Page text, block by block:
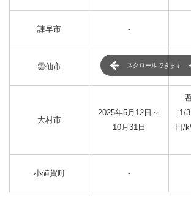
諌早市 -
雲仙市 -
大村市
2025年5月12日～
10月31日
1/
円/
小値賀町 -
スクロールできます